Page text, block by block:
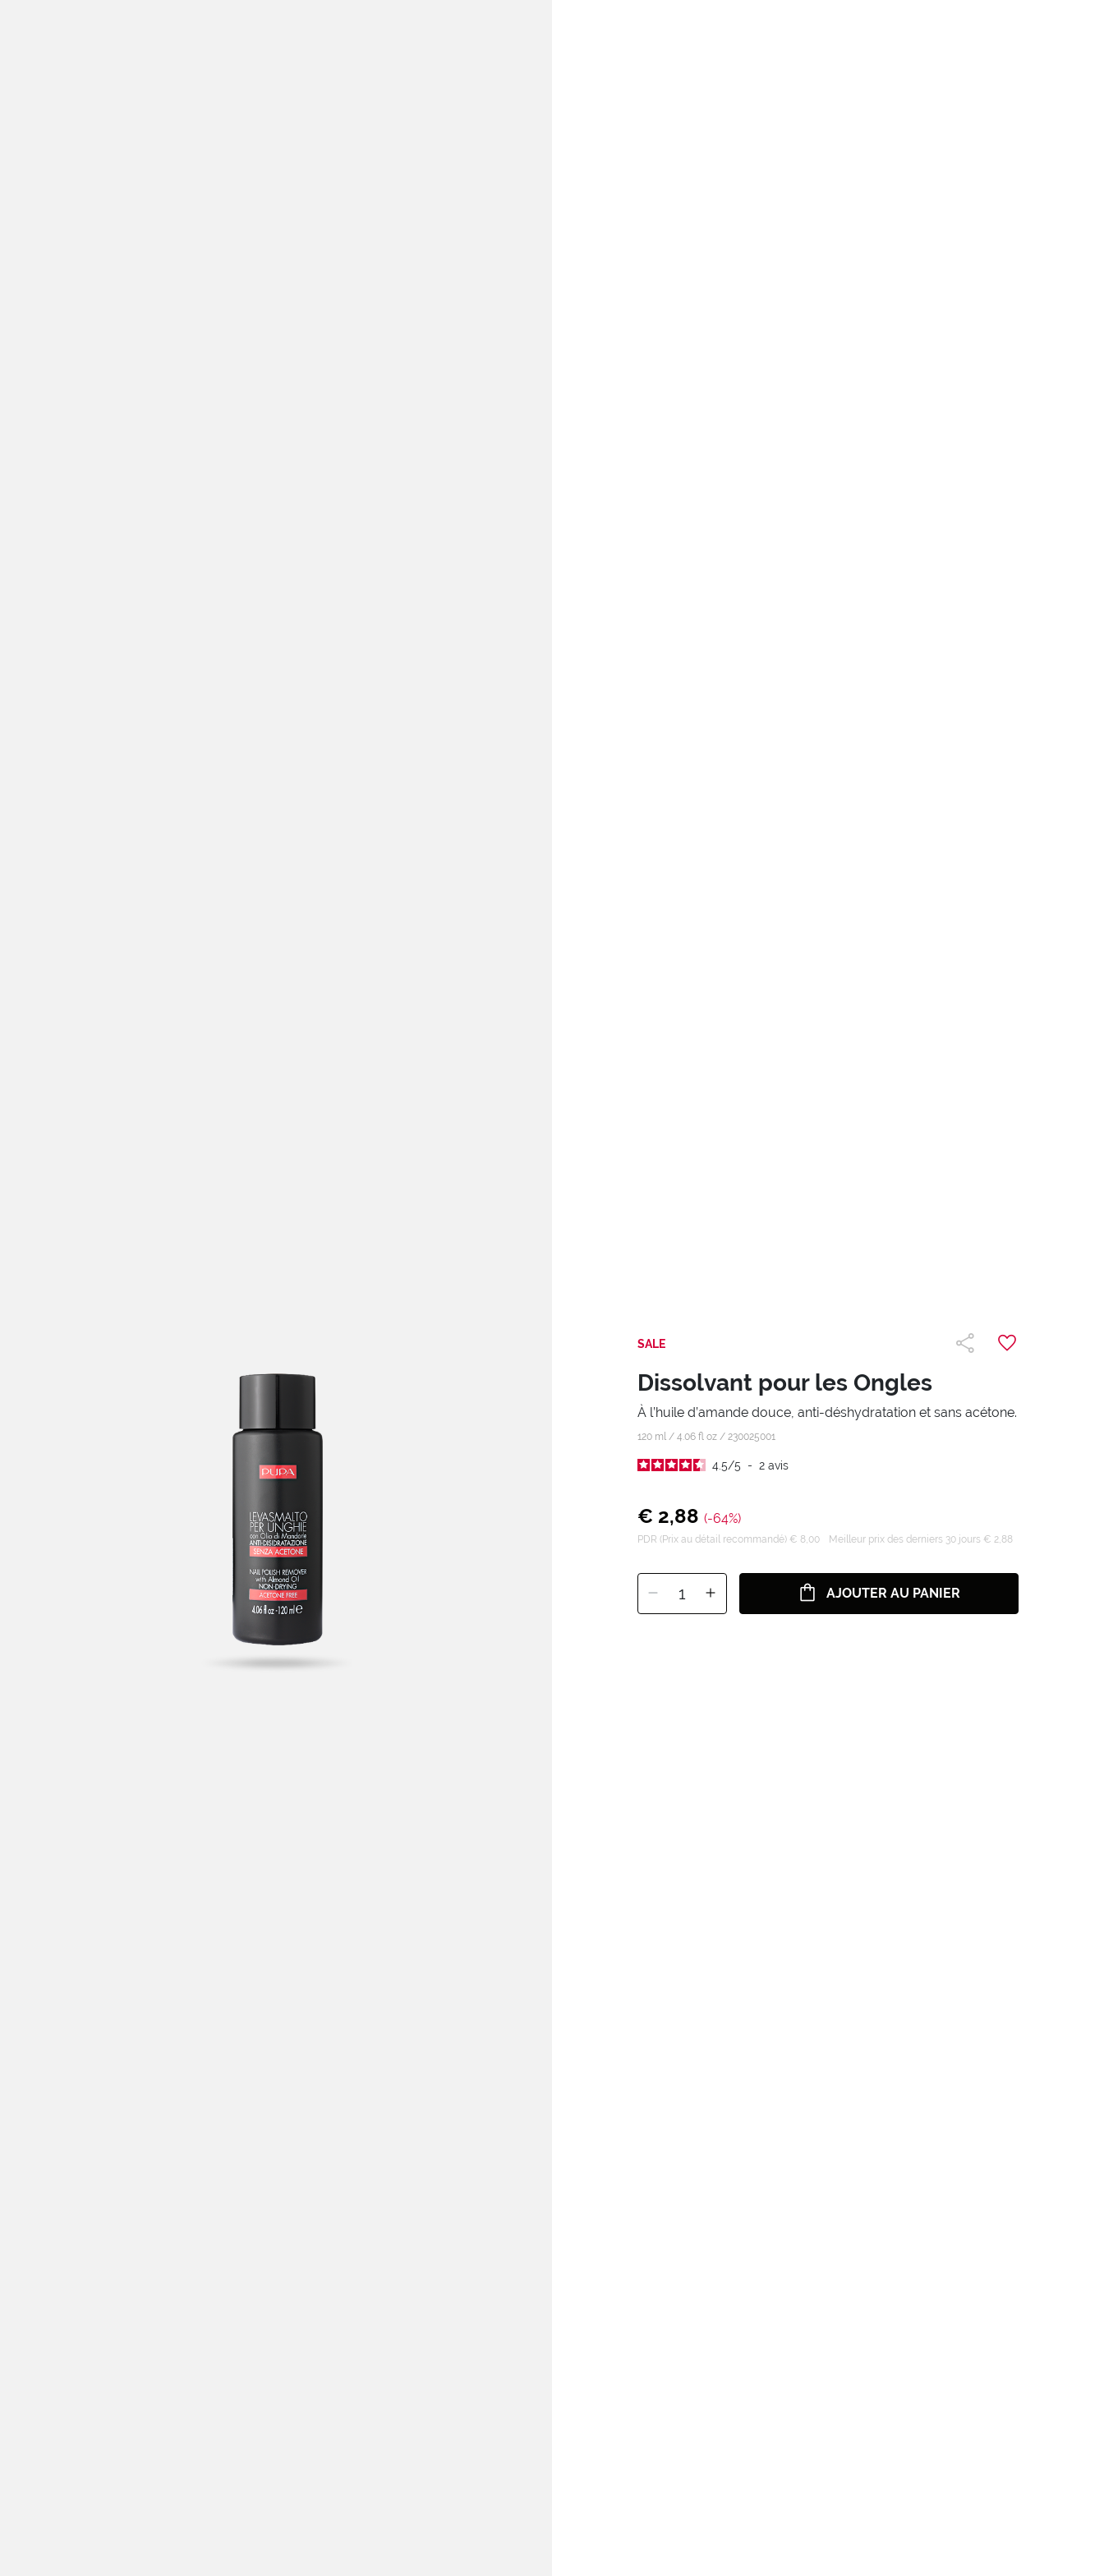
SALE
Dissolvant pour les Ongles
À l’huile d’amande douce, anti-déshydratation et sans acétone.
120 ml / 4.06 fl oz / 230025001
4.5/5 - 2 avis
€ 2,88 (-64%)
PDR (Prix au détail recommandé) € 8,00 Meilleur prix des derniers 30 jours € 2,88
1 AJOUTER AU PANIER